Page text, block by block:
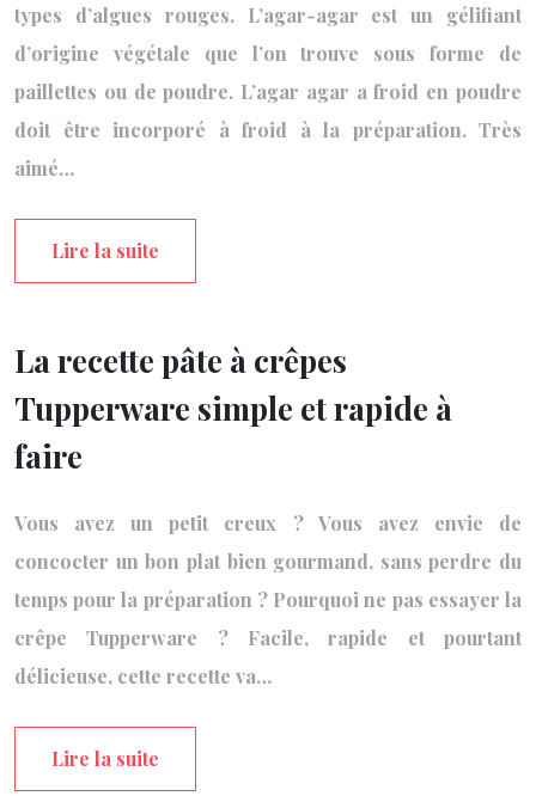
types d’algues rouges. L’agar-agar est un gélifiant
d’origine végétale que l’on trouve sous forme de
paillettes ou de poudre. L’agar agar a froid en poudre
doit être incorporé à froid à la préparation. Très
aimé…
Lire la suite
La recette pâte à crêpes
Tupperware simple et rapide à
faire
Vous avez un petit creux ? Vous avez envie de
concocter un bon plat bien gourmand, sans perdre du
temps pour la préparation ? Pourquoi ne pas essayer la
crêpe Tupperware ? Facile, rapide et pourtant
délicieuse, cette recette va…
Lire la suite